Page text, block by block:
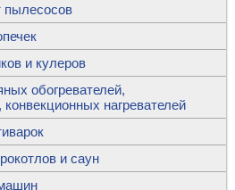
пылесосов
и кулеров
обогревателей,
нагревателей
и саун